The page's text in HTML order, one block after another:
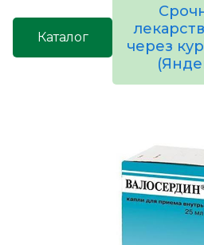
Каталог
через